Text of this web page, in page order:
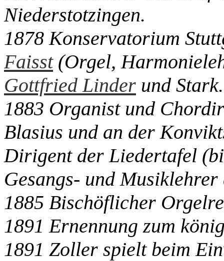
Niederstotzingen.
1878 Konservatorium
Faisst(Orgel,
Gottfried Linder und Stark.
1883 Organist und
Blasius und an der
Dirigent der Liedertafel
Gesangs- und
1885 Bischöflicher
1891 Ernennung zum
1891 Zoller spielt beim